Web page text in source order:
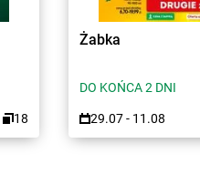
18
Żabka
DO KOŃCA 2 DNI
29.07 - 11.08